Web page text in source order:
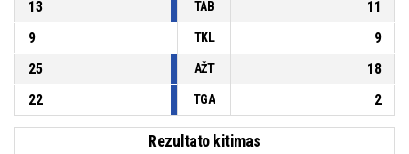
13
TAB
11
9
TKL
9
25
AŽT
18
22
TGA 2
Rezultato kitimas